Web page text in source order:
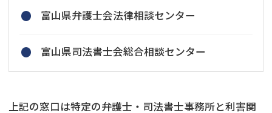
富山県弁護士会法律相談センター
富山県司法書士会総合相談センター
上記の窓口は特定の弁護士・司法書士事務所と利害関